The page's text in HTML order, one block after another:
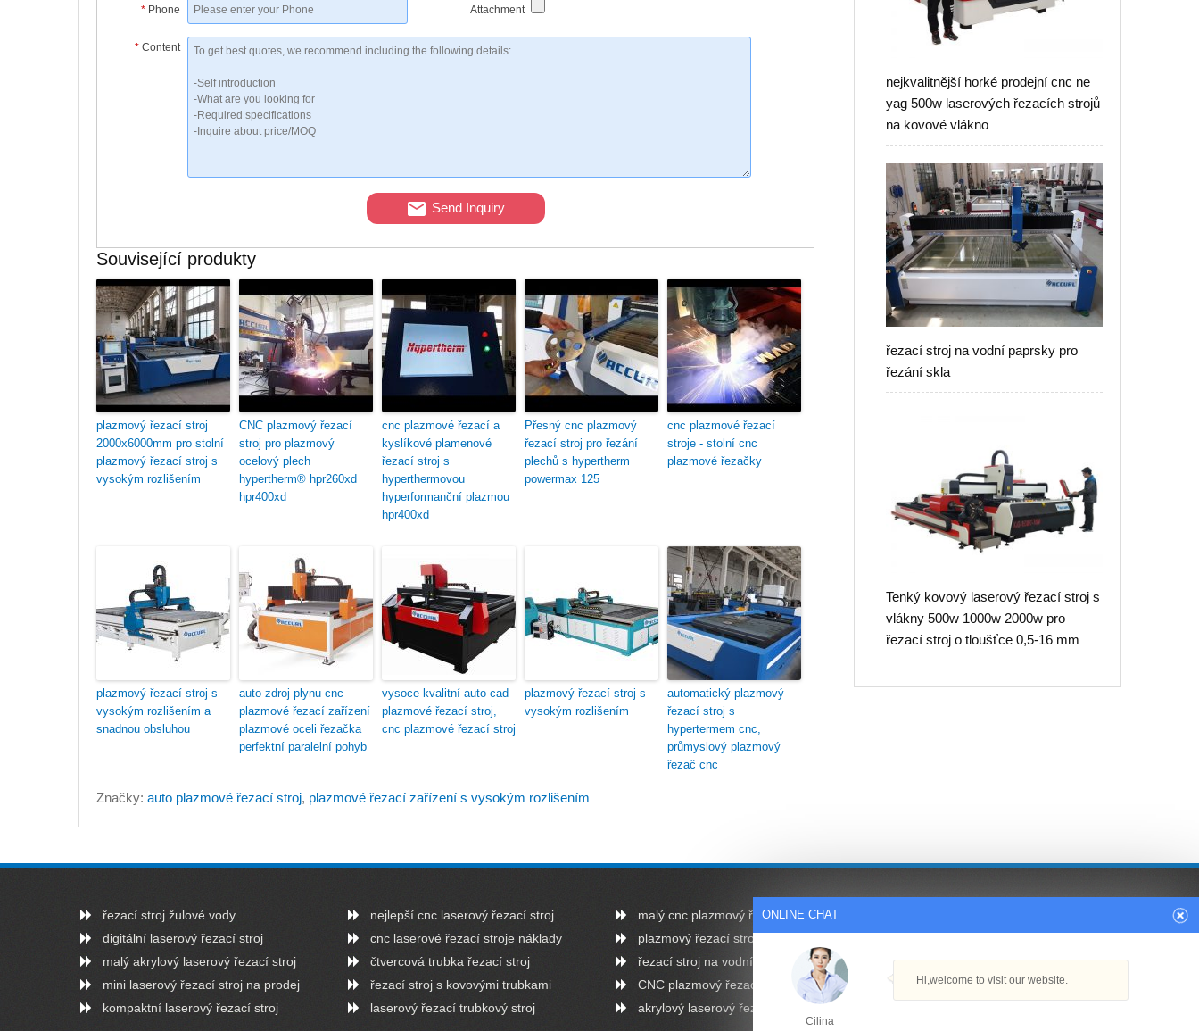
* Phone Attachment
* Content
Send Inquiry
Související produkty
plazmový řezací stroj
2000x6000mm pro stolní
plazmový řezací stroj s
vysokým rozlišením
CNC plazmový řezací
stroj pro plazmový
ocelový plech
hypertherm® hpr260xd
hpr400xd
cnc plazmové řezací a
kyslíkové plamenové
řezací stroj s
hyperthermovou
hyperformanční plazmou
hpr400xd
Přesný cnc plazmový
řezací stroj pro řezání
plechů s hypertherm
powermax 125
cnc plazmové řezací
stroje - stolní cnc
plazmové řezačky
plazmový řezací stroj s
vysokým rozlišením a
snadnou obsluhou
auto zdroj plynu cnc
plazmové řezací zařízení
plazmové oceli řezačka
perfektní paralelní pohyb
vysoce kvalitní auto cad
plazmové řezací stroj,
cnc plazmové řezací stroj
plazmový řezací stroj s
vysokým rozlišením
automatický plazmový
řezací stroj s
hypertermem cnc,
průmyslový plazmový
řezač cnc
Značky: auto plazmové řezací stroj, plazmové řezací zařízení s vysokým rozlišením
nejkvalitnější horké prodejní cnc ne
yag 500w laserových řezacích strojů
na kovové vlákno
řezací stroj na vodní paprsky pro
řezání skla
Tenký kovový laserový řezací stroj s
vlákny 500w 1000w 2000w pro
řezací stroj o tloušťce 0,5-16 mm
řezací stroj žulové vody
digitální laserový řezací stroj
malý akrylový laserový řezací stroj
mini laserový řezací stroj na prodej
kompaktní laserový řezací stroj
nejlepší cnc laserový řezací stroj
cnc laserové řezací stroje náklady
čtvercová trubka řezací stroj
řezací stroj s kovovými trubkami
laserový řezací trubkový stroj
malý cnc plazmový řezací stroj
plazmový řezací stroj
řezací stroj na vodní paprsky z oceli
CNC plazmový řezací stroj
akrylový laserový řezací stroj
cnc trubka řezací stroj
ONLINE CHAT
Cilina
Hi,welcome to visit our website.